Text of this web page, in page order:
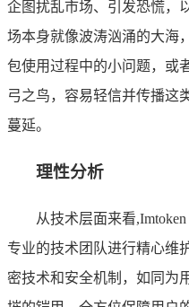
企图扰乱市场、引发恐慌，
场本身就像波涛汹涌的大海
包使用过程中的小问题，或
弓之鸟，容易轻信并传播这
蔓延。
理性分析
从技术层面来看
专业的技术团队进行精心维
密技术和安全机制，如同为